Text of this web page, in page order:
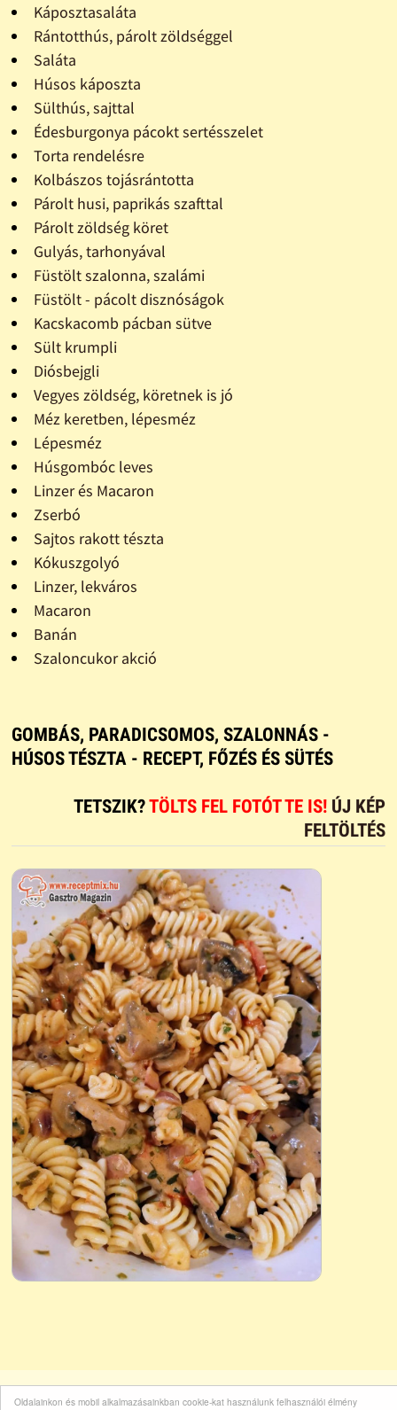
Oldalainkon és mobil alkalmazásainkban cookie-kat használunk felhasználói élmény
Káposztasaláta
Rántotthús, párolt zöldséggel
Saláta
Húsos káposzta
Sülthús, sajttal
Édesburgonya pácokt sertésszelet
Torta rendelésre
Kolbászos tojásrántotta
Párolt husi, paprikás szafttal
Párolt zöldség köret
Gulyás, tarhonyával
Füstölt szalonna, szalámi
Füstölt - pácolt disznóságok
Kacskacomb pácban sütve
Sült krumpli
Diósbejgli
Vegyes zöldség, köretnek is jó
Méz keretben, lépesméz
Lépesméz
Húsgombóc leves
Linzer és Macaron
Zserbó
Sajtos rakott tészta
Kókuszgolyó
Linzer, lekváros
Macaron
Banán
Szaloncukor akció
GOMBÁS, PARADICSOMOS, SZALONNÁS -
HÚSOS TÉSZTA - RECEPT, FŐZÉS ÉS SÜTÉS
TETSZIK?TÖLTS FEL FOTÓT TE IS! ÚJ KÉP
FELTÖLTÉS